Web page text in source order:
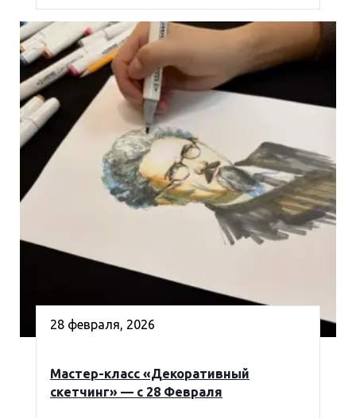
28 февраля, 2026
Мастер-класс «Декоративный
скетчинг» — с 28 Февраля